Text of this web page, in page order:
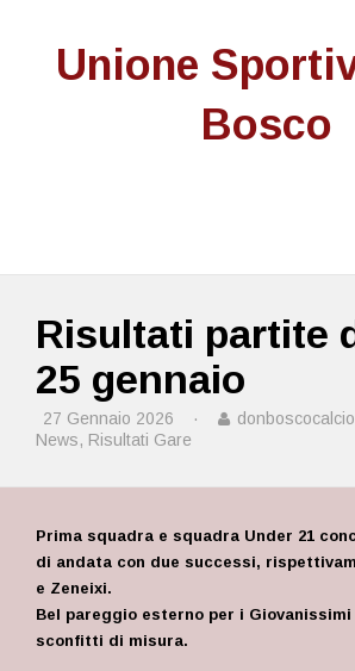
Unione
Bosco
Risultati partite
25 gennaio
27 Gennaio 2026 · donboscocalcio
News, Risultati Gare
Prima squadra e squadra Under 21
di andata con due successi,
e Zeneixi.
Bel pareggio esterno per i Giovanissimi
sconfitti di misura.